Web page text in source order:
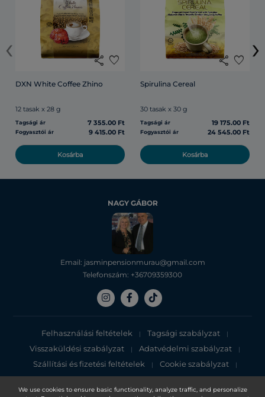
We use cookies to ensure basic functionality, analyze traffic, and personalize
share favorite
DXN White Coffee Zhino
12 tasak x 28 g
Tagsági ár 7 355.00 Ft
Fogyasztói ár 9 415.00 Ft
Kosárba
share favorite
Spirulina Cereal
30 tasak x 30 g
Tagsági ár 19 175.00 Ft
Fogyasztói ár 24 545.00 Ft
Kosárba
‹ ›
NAGY GÁBOR
Email: jasminpensionmurau@gmail.com
Telefonszám: +36709359300
Felhasználási feltételek | Tagsági szabályzat |
Visszaküldési szabályzat | Adatvédelmi szabályzat |
Szállítási és fizetési feltételek | Cookie szabályzat |
Adatvédelmi tájékoztató